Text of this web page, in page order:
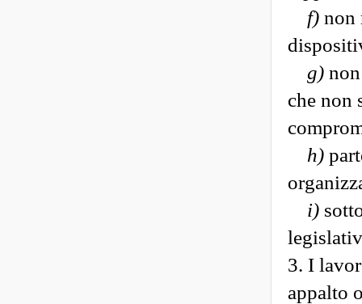
f) non
g)
che non
h)
i)
3. I
appalto